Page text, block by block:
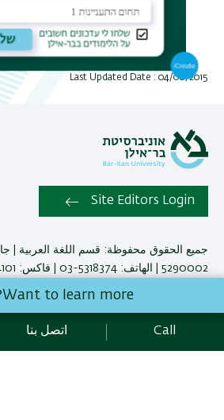
Last Updated Date : 04/08/2015
Site Editors Login
جميع الحقوق محفوظة: قسم اللغة العربية |
5290002 | الهاتف: 5318374-03 | فاكس: 7384101-03 |
Development:Center of IT & IS BIU.
קידום:Emarker קידום אתרים
Accessibility Statement
Want to learn more?
Call اتصل بنا